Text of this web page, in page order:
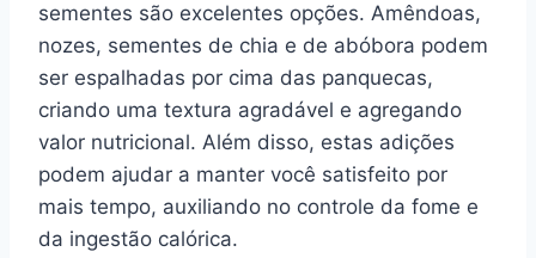
sementes são excelentes opções. Amêndoas,
nozes, sementes de chia e de abóbora podem
ser espalhadas por cima das panquecas,
criando uma textura agradável e agregando
valor nutricional. Além disso, estas adições
podem ajudar a manter você satisfeito por
mais tempo, auxiliando no controle da fome e
da ingestão calórica.